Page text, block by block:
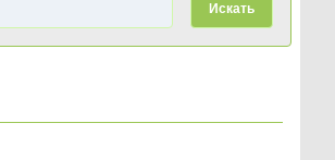
Искать